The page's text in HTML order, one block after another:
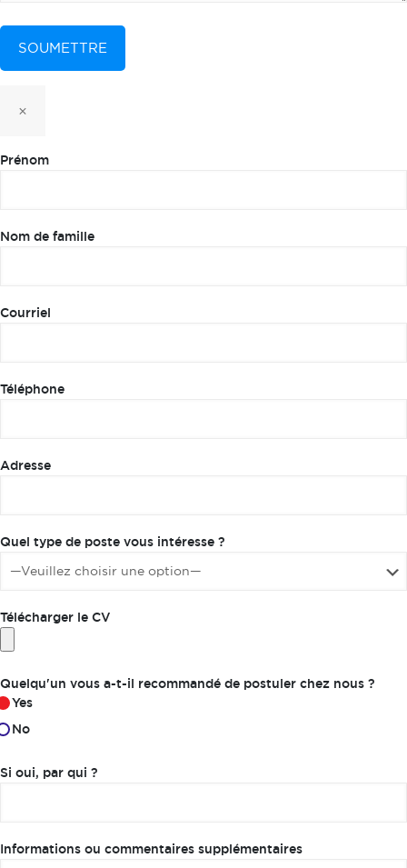
×
Prénom
Nom de famille
Courriel
Téléphone
Adresse
Quel type de poste vous intéresse ?
Télécharger le CV
Quelqu'un vous a-t-il recommandé de postuler chez nous ?
Yes
No
Si oui, par qui ?
Informations ou commentaires supplémentaires